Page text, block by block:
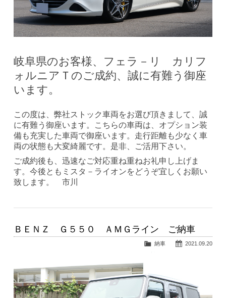
岐阜県のお客様、フェラ－リ カリフ
ォルニアＴのご成約、誠に有難う御座
います。
この度は、弊社ストック車両をお選び頂きまして、誠
に有難う御座います。こちらの車両は、オプション装
備も充実した車両で御座います。走行距離も少なく車
両の状態も大変綺麗です。是非、ご活用下さい。
ご成約後も、迅速なご対応重ね重ねお礼申し上げま
す。今後ともミスタ－ライオンをどうぞ宜しくお願い
致します。 市川
ＢＥＮＺ Ｇ５５０ ＡＭＧライン ご納車
2021.09.20
納車